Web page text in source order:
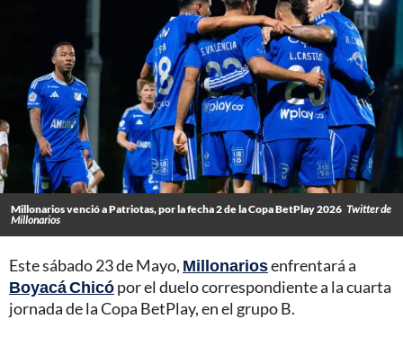
Millonarios venció a Patriotas, por la fecha 2 de la Copa BetPlay 2026 Twitter de
Millonarios
Este sábado 23 de Mayo, Millonariosenfrentará a
Boyacá Chicópor el duelo correspondiente a la cuarta
jornada de la Copa BetPlay, en el grupo B.